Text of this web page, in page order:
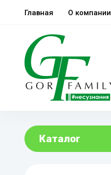
Главная О компании
Каталог